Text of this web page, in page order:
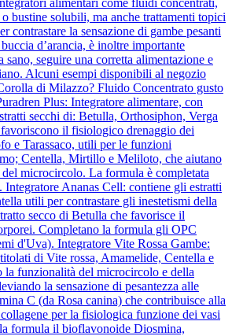
bustine solubili, ma anche trattamenti topici
contrastare la sensazione di gambe pesanti
d’arancia, è inoltre importante
sano, seguire una corretta alimentazione e
Alcuni esempi disponibili al negozio
di Milazzo? Fluido Concentrato gusto
Plus: Integratore alimentare, con
secchi di: Betulla, Orthosiphon, Verga
favoriscono il fisiologico drenaggio dei
e Tarassaco, utili per le funzioni
Centella, Mirtillo e Meliloto, che aiutano
microcircolo. La formula è completata
Integratore Ananas Cell: contiene gli estratti
utili per contrastare gli inestetismi della
secco di Betulla che favorisce il
Completano la formula gli OPC
d'Uva). Integratore Vite Rossa Gambe:
di Vite rossa, Amamelide, Centella e
la funzionalità del microcircolo e della
la sensazione di pesantezza alle
C (da Rosa canina) che contribuisce alla
per la fisiologica funzione dei vasi
formula il bioflavonoide Diosmina,